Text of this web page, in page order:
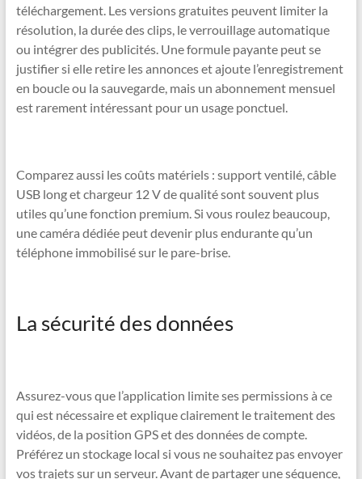
téléchargement. Les versions gratuites peuvent limiter la
résolution, la durée des clips, le verrouillage automatique
ou intégrer des publicités. Une formule payante peut se
justifier si elle retire les annonces et ajoute l’enregistrement
en boucle ou la sauvegarde, mais un abonnement mensuel
est rarement intéressant pour un usage ponctuel.
Comparez aussi les coûts matériels : support ventilé, câble
USB long et chargeur 12 V de qualité sont souvent plus
utiles qu’une fonction premium. Si vous roulez beaucoup,
une caméra dédiée peut devenir plus endurante qu’un
téléphone immobilisé sur le pare-brise.
La sécurité des données
Assurez-vous que l’application limite ses permissions à ce
qui est nécessaire et explique clairement le traitement des
vidéos, de la position GPS et des données de compte.
Préférez un stockage local si vous ne souhaitez pas envoyer
vos trajets sur un serveur. Avant de partager une séquence,